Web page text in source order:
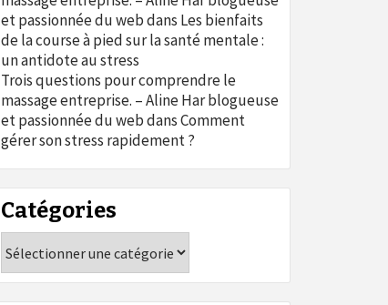
et passionnée du webdans Les bienfaits
de la course à pied sur la santé mentale :
un antidote au stress
Trois questions pour comprendre le
massage entreprise. – Aline Har blogueuse
et passionnée du webdansComment
gérer son stress rapidement ?
Catégories